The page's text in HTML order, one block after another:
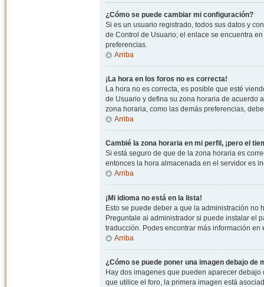
¿Cómo se puede cambiar mi configuración?
Si es un usuario registrado, todos sus datos y
de Control de Usuario; el enlace se encuentra
preferencias.
Arriba
¡La hora en los foros no es correcta!
La hora no es correcta, es posible que esté
de Usuario y defina su zona horaria de acuerdo
zona horaria, como las demás preferencias,
Arriba
Cambié la zona horaria en mi perfil, ¡pero el
Si está seguro de que de la zona horaria es
entonces la hora almacenada en el servidor es
Arriba
¡Mi idioma no está en la lista!
Esto se puede deber a que la administración no
Preguntale al administrador si puede instalar el
traducción. Podes encontrar más información
Arriba
¿Cómo se puede poner una imagen debajo de
Hay dos imagenes que pueden aparecer
que utilice el foro, la primera imagen está